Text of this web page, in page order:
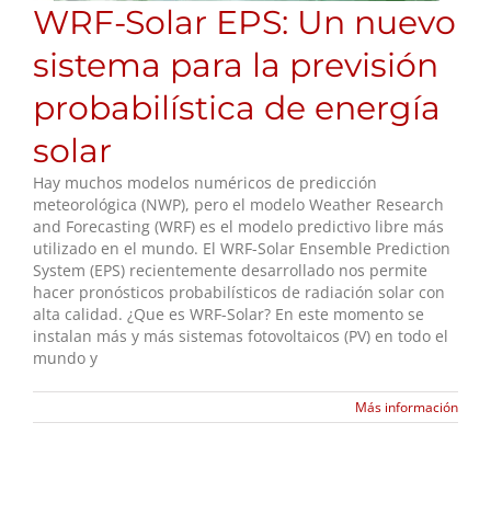
WRF-Solar EPS: Un nuevo
sistema para la previsión
probabilística de energía
solar
Hay muchos modelos numéricos de predicción
meteorológica (NWP), pero el modelo Weather Research
and Forecasting (WRF) es el modelo predictivo libre más
utilizado en el mundo. El WRF-Solar Ensemble Prediction
System (EPS) recientemente desarrollado nos permite
hacer pronósticos probabilísticos de radiación solar con
alta calidad. ¿Que es WRF-Solar? En este momento se
instalan más y más sistemas fotovoltaicos (PV) en todo el
mundo y
Más información